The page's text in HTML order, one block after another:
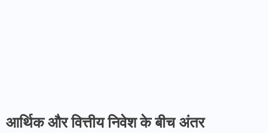
आर्थिक और वित्तीय निवेश के बीच अंतर